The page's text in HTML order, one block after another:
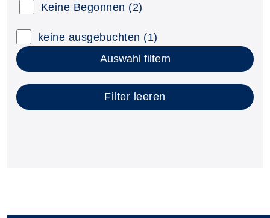
Kursstatus auswählen
Keine Begonnen (2)
Nur neue Kurse anzeigen
Kurse mit freien Plätzen anzeigen
keine ausgebuchten (1)
Auswahl filtern
Filter leeren